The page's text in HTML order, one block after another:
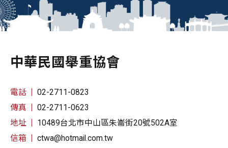
中華民國舉重協會
電話
02-2711-0823
傳真
02-2711-0623
地址
10489台北市中山區朱崙街20號502A室
信箱
ctwa@hotmail.com.tw